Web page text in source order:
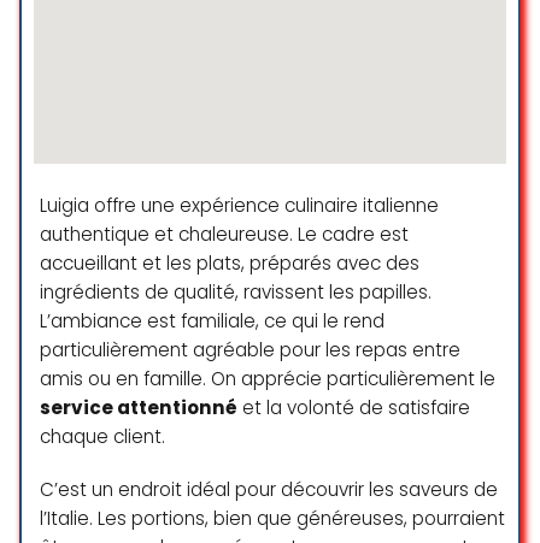
Luigia offre une expérience culinaire italienne
authentique et chaleureuse. Le cadre est
accueillant et les plats, préparés avec des
ingrédients de qualité, ravissent les papilles.
L’ambiance est familiale, ce qui le rend
particulièrement agréable pour les repas entre
amis ou en famille. On apprécie particulièrement le
service attentionné et la volonté de satisfaire
chaque client.
C’est un endroit idéal pour découvrir les saveurs de
l’Italie. Les portions, bien que généreuses, pourraient